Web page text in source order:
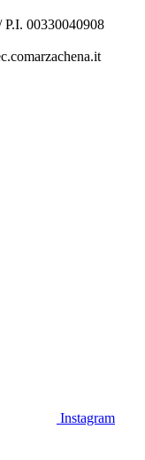
00330040908
Instagram